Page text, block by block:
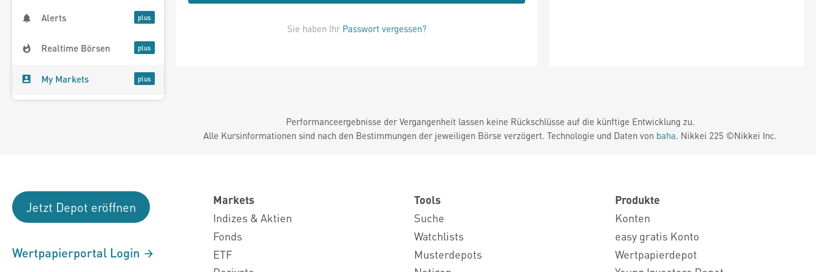
Alerts
Realtime Börsen
My Markets
Sie haben Ihr Passwort vergessen?
Performanceergebnisse der Vergangenheit lassen keine Rückschlüsse auf die künftige Entwicklung zu.
Alle Kursinformationen sind nach den Bestimmungen der jeweiligen Börse verzögert. Technologie und Daten von baha. Nikkei 225 ©Nikkei Inc.
Jetzt Depot eröffnen
Wertpapierportal Login
Markets
Indizes & Aktien
Fonds
ETF
Tools
Suche
Watchlists
Musterdepots
Produkte
Konten
easy gratis Konto
Wertpapierdepot